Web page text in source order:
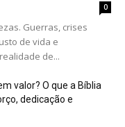
0
Guerras, crises
de vida e
de...
valor? O que a Bíblia
dedicação e